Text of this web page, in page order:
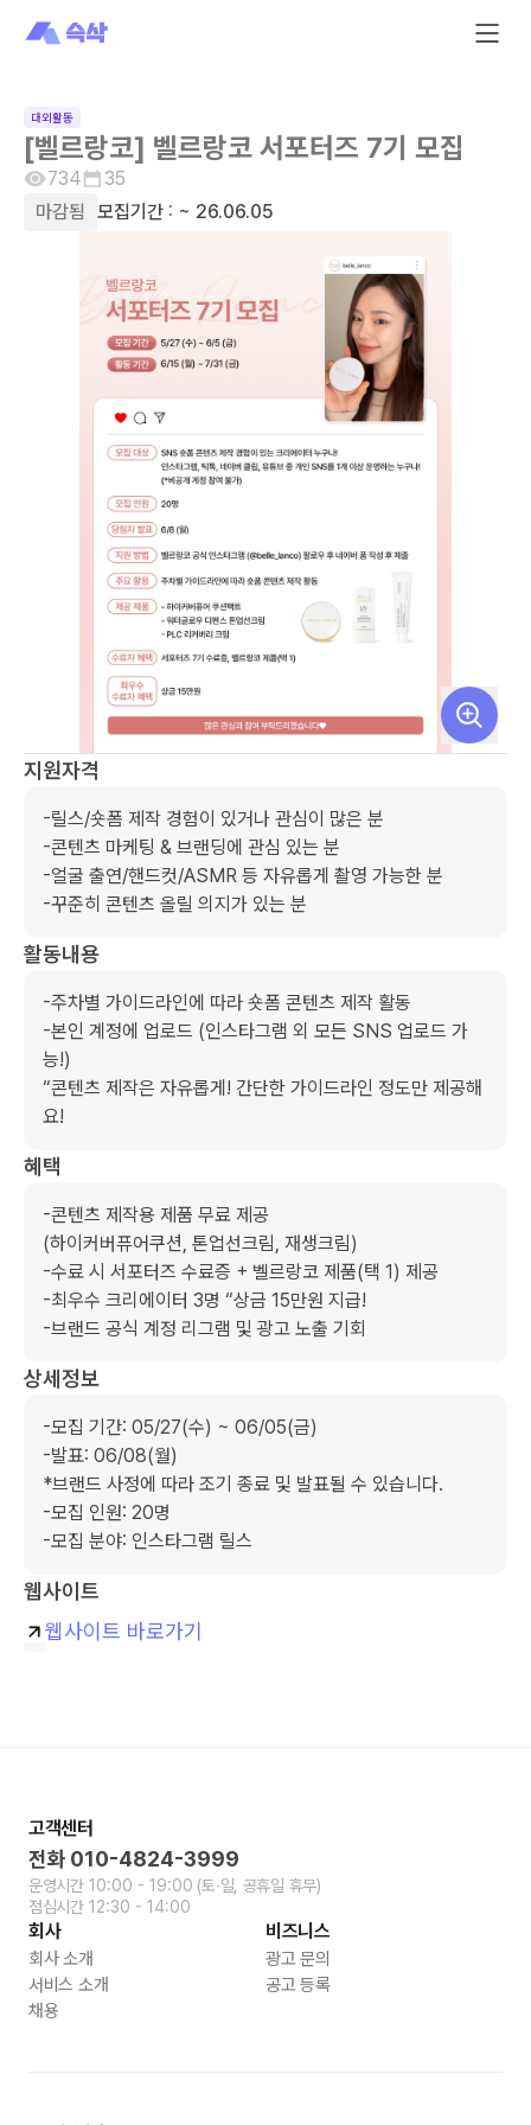
대외활동
[벨르랑코] 벨르랑코 서포터즈 7기 모집
734
35
마감됨
모집기간 : ~ 26.06.05
지원자격
-릴스/숏폼 제작 경험이 있거나 관심이 많은 분
-콘텐츠 마케팅 & 브랜딩에 관심 있는 분
-얼굴 출연/핸드컷/ASMR 등 자유롭게 촬영 가능한 분
-꾸준히 콘텐츠 올릴 의지가 있는 분
활동내용
-주차별 가이드라인에 따라 숏폼 콘텐츠 제작 활동
-본인 계정에 업로드 (인스타그램 외 모든 SNS 업로드 가
능!)
“콘텐츠 제작은 자유롭게! 간단한 가이드라인 정도만 제공해
요!
혜택
-콘텐츠 제작용 제품 무료 제공
(하이커버퓨어쿠션, 톤업선크림, 재생크림)
-수료 시 서포터즈 수료증 + 벨르랑코 제품(택 1) 제공
-최우수 크리에이터 3명 “상금 15만원 지급!
-브랜드 공식 계정 리그램 및 광고 노출 기회
상세정보
-모집 기간: 05/27(수) ~ 06/05(금)
-발표: 06/08(월)
*브랜드 사정에 따라 조기 종료 및 발표될 수 있습니다.
-모집 인원: 20명
-모집 분야: 인스타그램 릴스
웹사이트
웹사이트 바로가기
고객센터
전화 010-4824-3999
운영시간 10:00 - 19:00 (토∙일, 공휴일 휴무)
점심시간 12:30 - 14:00
회사
회사 소개
서비스 소개
채용
비즈니스
광고 문의
공고 등록